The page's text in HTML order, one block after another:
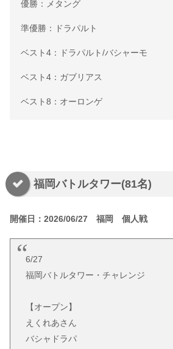
優勝：メタング
準優勝：ドラパルト
ベスト4：ドラパルト/バシャーモ
ベスト4：ガブリアス
ベスト8：オーロンゲ
福岡バトルタワー(81名)
開催日：2026/06/27 福岡 個人戦
6/27
福岡バトルタワー・チャレンジ
【オープン】
えくれあさん
バシャドラパ